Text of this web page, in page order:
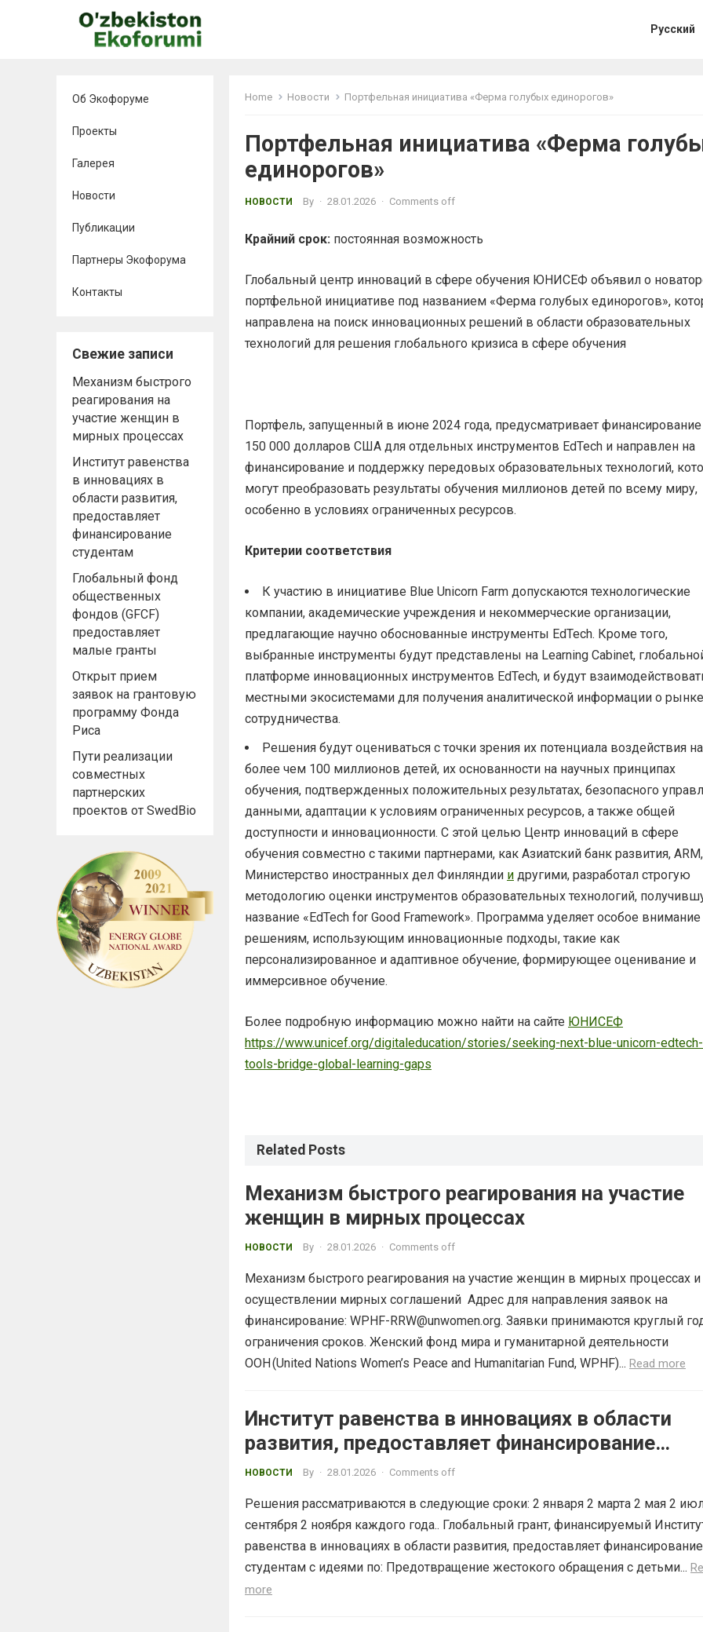
Русский
Об Экофоруме
Проекты
Галерея
Новости
Публикации
Партнеры Экофорума
Контакты
Свежие записи
Механизм быстрого
реагирования на
участие женщин в
мирных процессах
Институт равенства
в инновациях в
области развития,
предоставляет
финансирование
студентам
Глобальный фонд
общественных
фондов (GFCF)
предоставляет
малые гранты
Открыт прием
заявок на грантовую
программу Фонда
Риса
Пути реализации
совместных
партнерских
проектов от SwedBio
Home Новости Портфельная инициатива «Ферма голубых единорогов»
Портфельная инициатива «Ферма
единорогов»
НОВОСТИ By · 28.01.2026 · Comments off
Крайний срок: постоянная возможность
Глобальный центр инноваций в сфере обучения ЮНИСЕФ объявил о
портфельной инициативе под названием «Ферма голубых единорогов»,
направлена ​​на поиск инновационных решений в области образовательных
технологий для решения глобального кризиса в сфере обучения
Портфель, запущенный в июне 2024 года, предусматривает
150 000 долларов США для отдельных инструментов EdTech и направлен на
финансирование и поддержку передовых образовательных технологий,
могут преобразовать результаты обучения миллионов детей по всему миру,
особенно в условиях ограниченных ресурсов.
Критерии соответствия
К участию в инициативе Blue Unicorn Farm допускаются технологические
компании, академические учреждения и некоммерческие организации,
предлагающие научно обоснованные инструменты EdTech. Кроме того,
выбранные инструменты будут представлены на Learning Cabinet,
платформе инновационных инструментов EdTech, и будут
местными экосистемами для получения аналитической информации о
сотрудничества.
Решения будут оцениваться с точки зрения их потенциала воздействия на
более чем 100 миллионов детей, их основанности на научных принципах
обучения, подтвержденных положительных результатах, безопасного
данными, адаптации к условиям ограниченных ресурсов, а также общей
доступности и инновационности. С этой целью Центр инноваций в сфере
обучения совместно с такими партнерами, как Азиатский банк развития, ARM,
Министерство иностранных дел Финляндии и другими, разработал строгую
методологию оценки инструментов образовательных технологий,
название «EdTech for Good Framework». Программа уделяет особое внимание
решениям, использующим инновационные подходы, такие как
персонализированное и адаптивное обучение, формирующее оценивание и
иммерсивное обучение.
Более подробную информацию можно найти на сайте ЮНИСЕФ
https://www.unicef.org/digitaleducation/stories/seeking-next-blue-unicorn-edtech-
tools-bridge-global-learning-gaps
Related Posts
Механизм быстрого реагирования на участие
женщин в мирных процессах
НОВОСТИ By · 28.01.2026 · Comments off
Механизм быстрого реагирования на участие женщин в мирных процессах и
осуществлении мирных соглашений Адрес для направления заявок на
финансирование: WPHF-RRW@unwomen.org. Заявки принимаются круглый
ограничения сроков. Женский фонд мира и гуманитарной деятельности
ООН (United Nations Women’s Peace and Humanitarian Fund, WPHF)... Read more
Институт равенства в инновациях в области
развития, предоставляет финансирование
студентам
НОВОСТИ By · 28.01.2026 · Comments off
Решения рассматриваются в следующие сроки: 2 января 2 марта 2 мая 2
сентября 2 ноября каждого года.. Глобальный грант, финансируемый
равенства в инновациях в области развития, предоставляет финансирование
студентам с идеями по: Предотвращение жестокого обращения с детьми...
more